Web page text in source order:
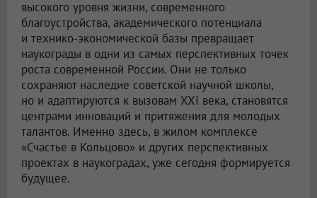
высокого уровня жизни, современного
благоустройства, академического потенциала
и технико-экономической базы превращает
наукограды в одни из самых перспективных точек
роста современной России. Они не только
сохраняют наследие советской научной школы,
но и адаптируются к вызовам XXI века, становятся
центрами инноваций и притяжения для молодых
талантов. Именно здесь, в жилом комплексе
«Счастье в Кольцово» и других перспективных
проектах в наукоградах, уже сегодня формируется
будущее.